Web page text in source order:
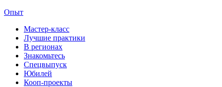
Опыт
Мастер-класс
Лучшие практики
В регионах
Знакомьтесь
Спецвыпуск
Юбилей
Кооп-проекты